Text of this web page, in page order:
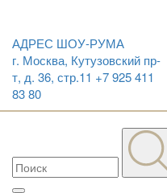
АДРЕС ШОУ-РУМА
г. Москва, Кутузовский пр-
т, д. 36, стр.11 +7 925 411
83 80